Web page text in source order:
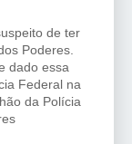
de ter
Poderes.
dado essa
Federal na
da Polícia